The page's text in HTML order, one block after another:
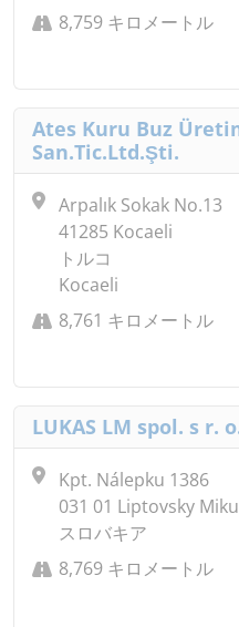
8,759 キロメートル
Ates Kuru Buz
San.Tic.Ltd.Şti.
Arpalık Sokak No.13
41285 Kocaeli
トルコ
Kocaeli
8,761 キロメートル
LUKAS LM spol. s r.
Kpt. Nálepku 1386
031 01 Liptovsky
スロバキア
8,769 キロメートル